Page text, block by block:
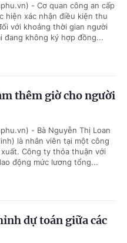
- Cơ quan công an cấp
hiện xác nhận điều kiện thu
với khoảng thời gian người
đang không ký hợp đồng...
thêm giờ cho người
- Bà Nguyễn Thị Loan
là nhân viên tại một công
Công ty thỏa thuận với
động mức lương tổng...
dự toán giữa các